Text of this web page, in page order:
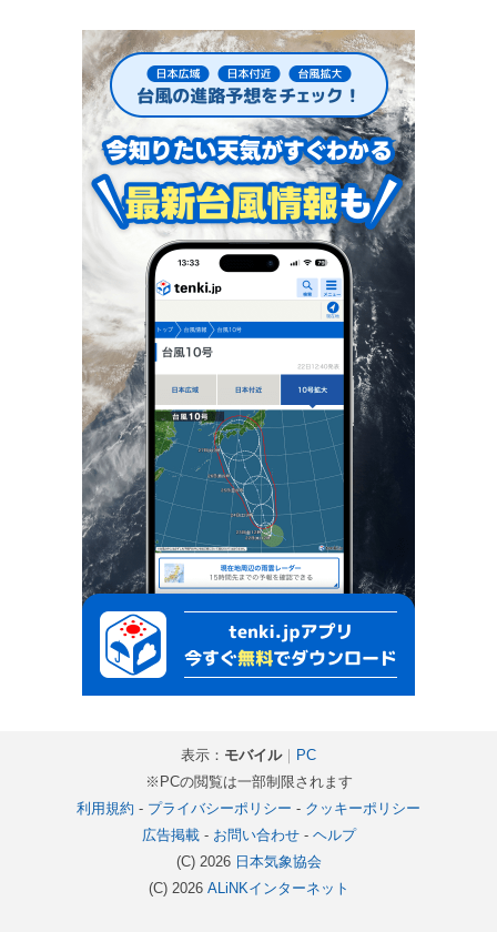
表示： モバイル｜ PC
※PCの閲覧は一部制限されます
利用規約 - プライバシーポリシー - クッキーポリシー
広告掲載- お問い合わせ- ヘルプ
(C) 2026 日本気象協会
(C) 2026 ALiNKインターネット